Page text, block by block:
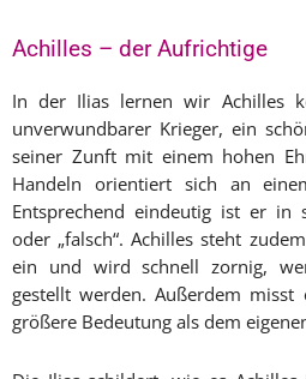
Achilles – der Aufrichtige
In der Ilias lernen wir Achilles
unverwundbarer Krieger, ein
seiner Zunft mit einem hohen
Handeln orientiert sich an
Entsprechend eindeutig ist er in
oder „falsch“. Achilles steht
ein und wird schnell zornig,
gestellt werden. Außerdem
größere Bedeutung als dem